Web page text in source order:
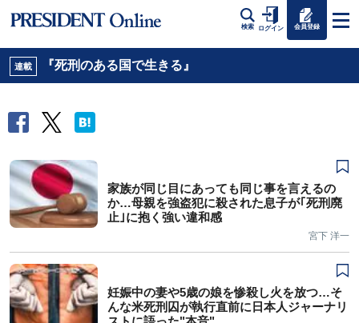
検索 ログイン 会員登録
連載 『死刑のある国で生きる』
家族が同じ目にあっても同じ事を言えるの
か…母親を強盗犯に殺された息子が｢死刑廃
止｣に抱く強い違和感
宮下 洋一
妊娠中の妻や5歳の娘を惨殺し火を放つ…そ
んな米死刑囚が執行直前に日本人ジャーナリ